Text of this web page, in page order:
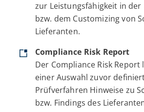
zur Leistungsfähigkeit in der
bzw. dem Customizing von
Lieferanten.
Compliance Risk Report
Der Compliance Risk
einer Auswahl zuvor
Prüfverfahren Hinweise zu
bzw. Findings des